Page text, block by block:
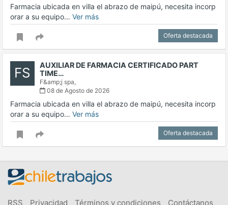
Farmacia ubicada en villa el abrazo de maipú, necesita incorp
orar a su equipo… Ver más
Oferta destacada
FS
AUXILIAR DE FARMACIA CERTIFICADO PART
TIME…
F&amp;j spa,
08 de Agosto de 2026
Farmacia ubicada en villa el abrazo de maipú, necesita incorp
orar a su equipo… Ver más
Oferta destacada
RSS Privacidad Términos y condiciones Contáctanos